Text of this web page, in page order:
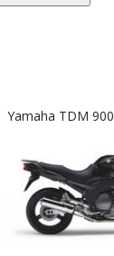
Yamaha TDM 900